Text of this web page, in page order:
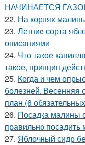
НАЧИНАЕТСЯ
22. На корнях
23. Летние сорта
описаниями
24. Что такое
такое, принцип
25. Когда и чем
болезней.
план (6
26. Посадка малины
правильно посадить
27. Яблочный сидр